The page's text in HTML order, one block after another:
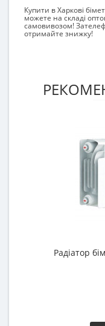
Купити в Харкові
можете на складі
самовивозом!
отримайте знижку!
Радіатор